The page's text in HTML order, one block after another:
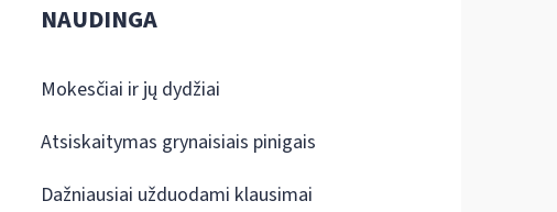
NAUDINGA
Mokesčiai ir jų dydžiai
Atsiskaitymas grynaisiais pinigais
Dažniausiai užduodami klausimai